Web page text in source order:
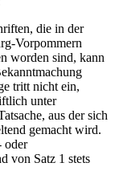
die in der
Vorpommern
worden sind, kann
tritt nicht ein,
unter
aus der sich
gemacht wird.
oder
von Satz 1 stets